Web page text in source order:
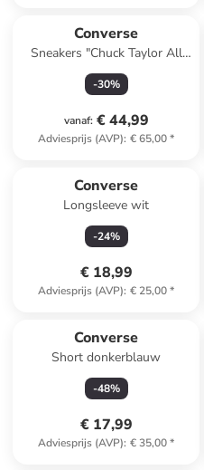
Converse
Sneakers "Chuck Taylor All
Star" rood
-30%
vanaf: € 44,99
Adviesprijs (AVP): € 65,00*
Converse
Longsleeve wit
-24%
€ 18,99
Adviesprijs (AVP): € 25,00*
Converse
Short donkerblauw
-48%
€ 17,99
Adviesprijs (AVP): € 35,00*